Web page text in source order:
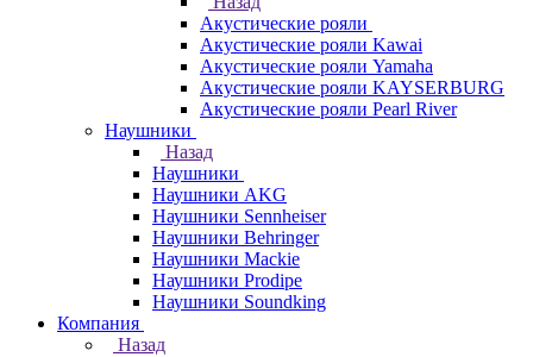
Акустические рояли
Акустические рояли Kawai
Акустические рояли Yamaha
Акустические рояли KAYSERBURG
Акустические рояли Pearl River
Наушники
Назад
Наушники
Наушники AKG
Наушники Sennheiser
Наушники Behringer
Наушники Mackie
Наушники Prodipe
Наушники Soundking
Компания
Назад